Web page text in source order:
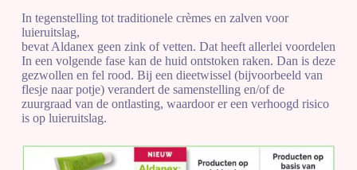
In tegenstelling tot traditionele crèmes en zalven voor
luieruitslag,
bevat Aldanex geen zink of vetten. Dat heeft allerlei voordelen
In een volgende fase kan de huid ontstoken raken. Dan is deze
gezwollen en fel rood. Bij een dieetwissel (bijvoorbeeld van
flesje naar potje) verandert de samenstelling en/of de
zuurgraad van de ontlasting, waardoor er een verhoogd risico
is op luieruitslag.